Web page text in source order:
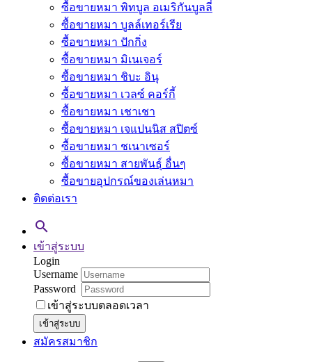
ซื้อขายหมา พิทบูล อเมริกันบูลลี่
ซื้อขายหมา บูลล์เทอร์เรีย
ซื้อขายหมา ปักกิ่ง
ซื้อขายหมา มิเนเจอร์
ซื้อขายหมา ชิบะ อินุ
ซื้อขายหมา เวลซ์ คอร์กี้
ซื้อขายหมา เชาเชา
ซื้อขายหมา เจแปนนิส สปิตซ์
ซื้อขายหมา ชเนาเซอร์
ซื้อขายหมา สายพันธุ์ อื่นๆ
ซื้อขายอุปกรณ์ของเล่นหมา
ติดต่อเรา

เข้าสู่ระบบ
Login
Username
Password
เข้าสู่ระบบตลอดเวลา
เข้าสู่ระบบ
สมัครสมาชิก